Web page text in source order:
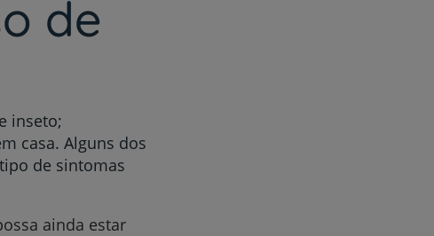
de
inseto;
casa. Alguns dos
de sintomas
ainda estar